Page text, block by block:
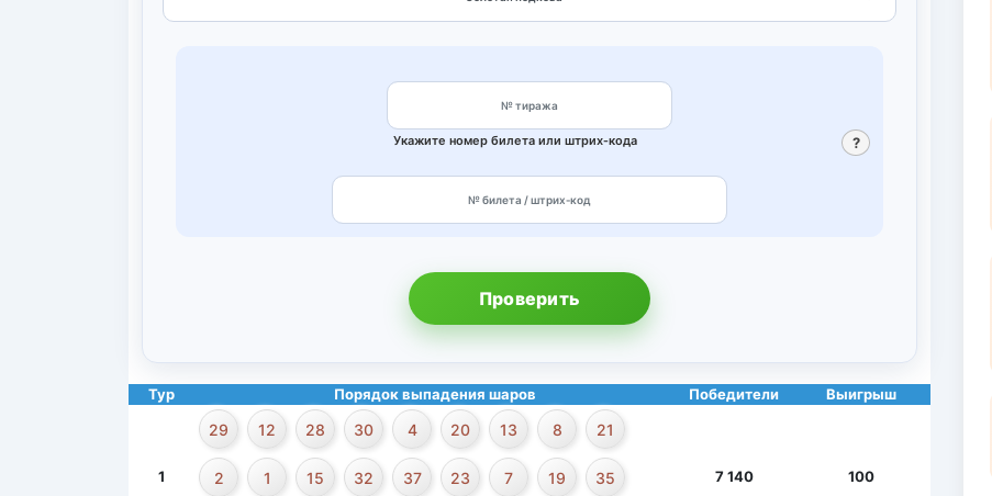
Укажите номер билета или штрих‑кода ?
Проверить
Тур Порядок выпадения шаров Победители Выигрыш
1
29 12 28 30 4 20 13 8 21
2 1 15 32 37 23 7 19 35 7 140 100